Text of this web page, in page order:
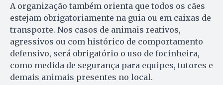
A organização também orienta que todos os cães
estejam obrigatoriamente na guia ou em caixas de
transporte. Nos casos de animais reativos,
agressivos ou com histórico de comportamento
defensivo, será obrigatório o uso de focinheira,
como medida de segurança para equipes, tutores e
demais animais presentes no local.